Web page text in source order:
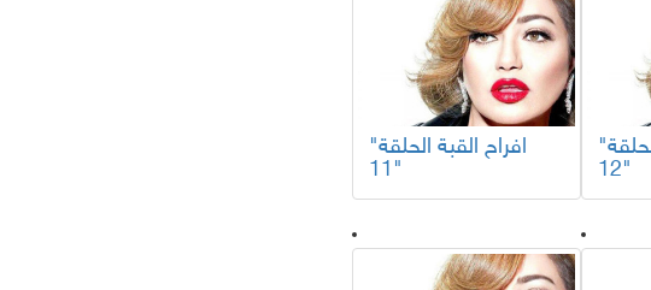
"افراح القبة الحلقة
12"
"افراح القبة الحلقة
11"